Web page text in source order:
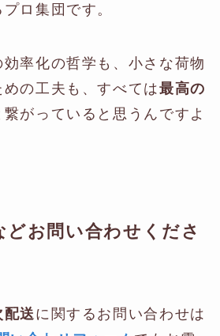
ロ集団です。
率化の哲学も、小さな荷物
の工夫も、すべては最高の
繋がっていると思うんですよ
どお問い合わせくださ
配送に関するお問い合わせは